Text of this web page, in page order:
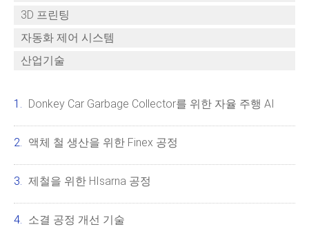
3D 프린팅
자동화 제어 시스템
산업기술
Donkey Car Garbage Collector를 위한 자율 주행 AI
액체 철 생산을 위한 Finex 공정
제철을 위한 HIsarna 공정
소결 공정 개선 기술